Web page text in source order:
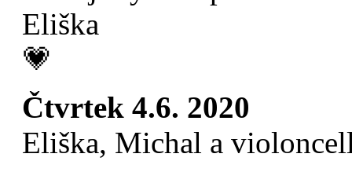
Eliška
💗
Čtvrtek 4.6. 2020
Eliška, Michal a